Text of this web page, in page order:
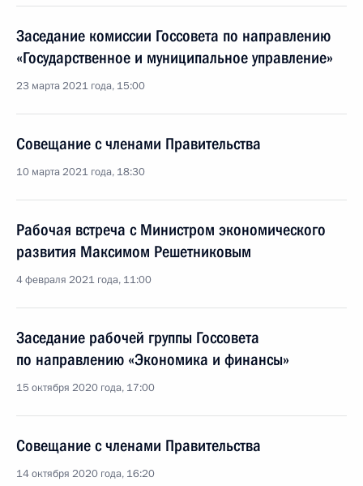
Заседание комиссии Госсовета по направлению
«Государственное и муниципальное управление»
23 марта 2021 года, 15:00
Совещание с членами Правительства
10 марта 2021 года, 18:30
Рабочая встреча с Министром экономического
развития Максимом Решетниковым
4 февраля 2021 года, 11:00
Заседание рабочей группы Госсовета
по направлению «Экономика и финансы»
15 октября 2020 года, 17:00
Совещание с членами Правительства
14 октября 2020 года, 16:20